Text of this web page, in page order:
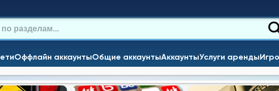
Оффлайн аккаунтыОбщие аккаунтыАккаунтыУслуги аренды